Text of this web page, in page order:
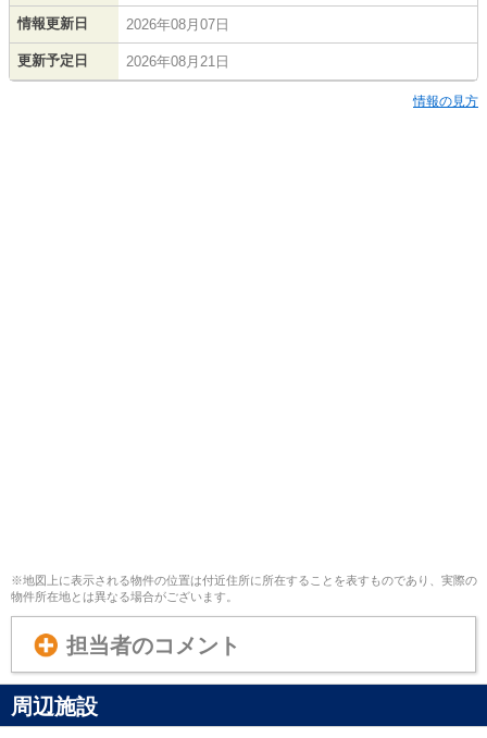
情報更新日 2026年08月07日
更新予定日 2026年08月21日
情報の見方
※地図上に表示される物件の位置は付近住所に所在することを表すものであり、実際の
物件所在地とは異なる場合がございます。
担当者のコメント
周辺施設